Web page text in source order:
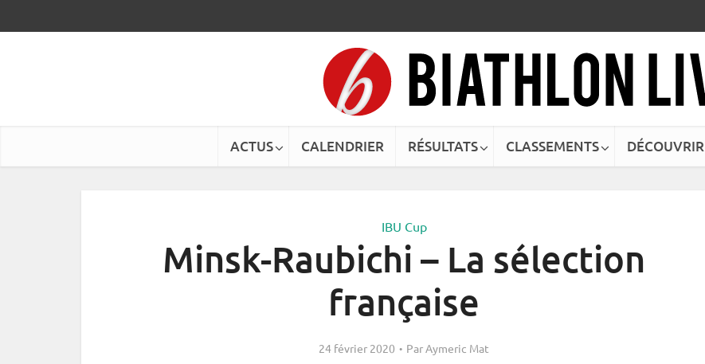
ACTUS CALENDRIER RÉSULTATS CLASSEMENTS DÉCOUVRIR
IBU Cup
Minsk-Raubichi – La sélection
française
24 février 2020 ParAymeric Mat